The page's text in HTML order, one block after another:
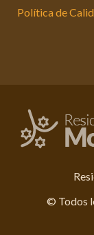
Política de
© Todos